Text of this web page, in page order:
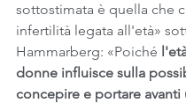
sottostimata è quella che
infertilità legata all'età»
Hammarberg: «Poiché
donne influisce sulla
concepire e portare avanti